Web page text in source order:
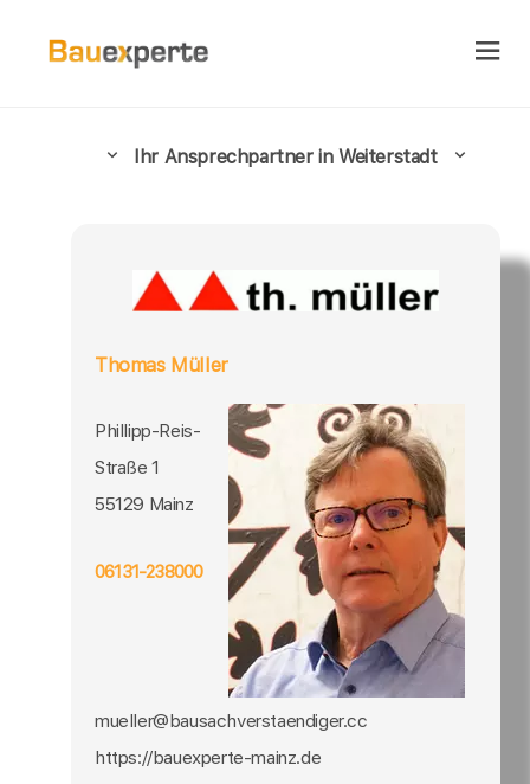
Ihr Ansprechpartner in Weiterstadt
Thomas Müller
Phillipp-Reis-
Straße 1
55129 Mainz
06131-238000
mueller@bausachverstaendiger.cc
https://bauexperte-mainz.de